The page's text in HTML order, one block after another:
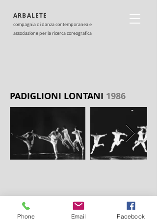
ARBALETE
compagnia di danza contemporanea e
associazione per la ricerca coreografica
PADIGLIONI LONTANI 1986
Phone Email Facebook